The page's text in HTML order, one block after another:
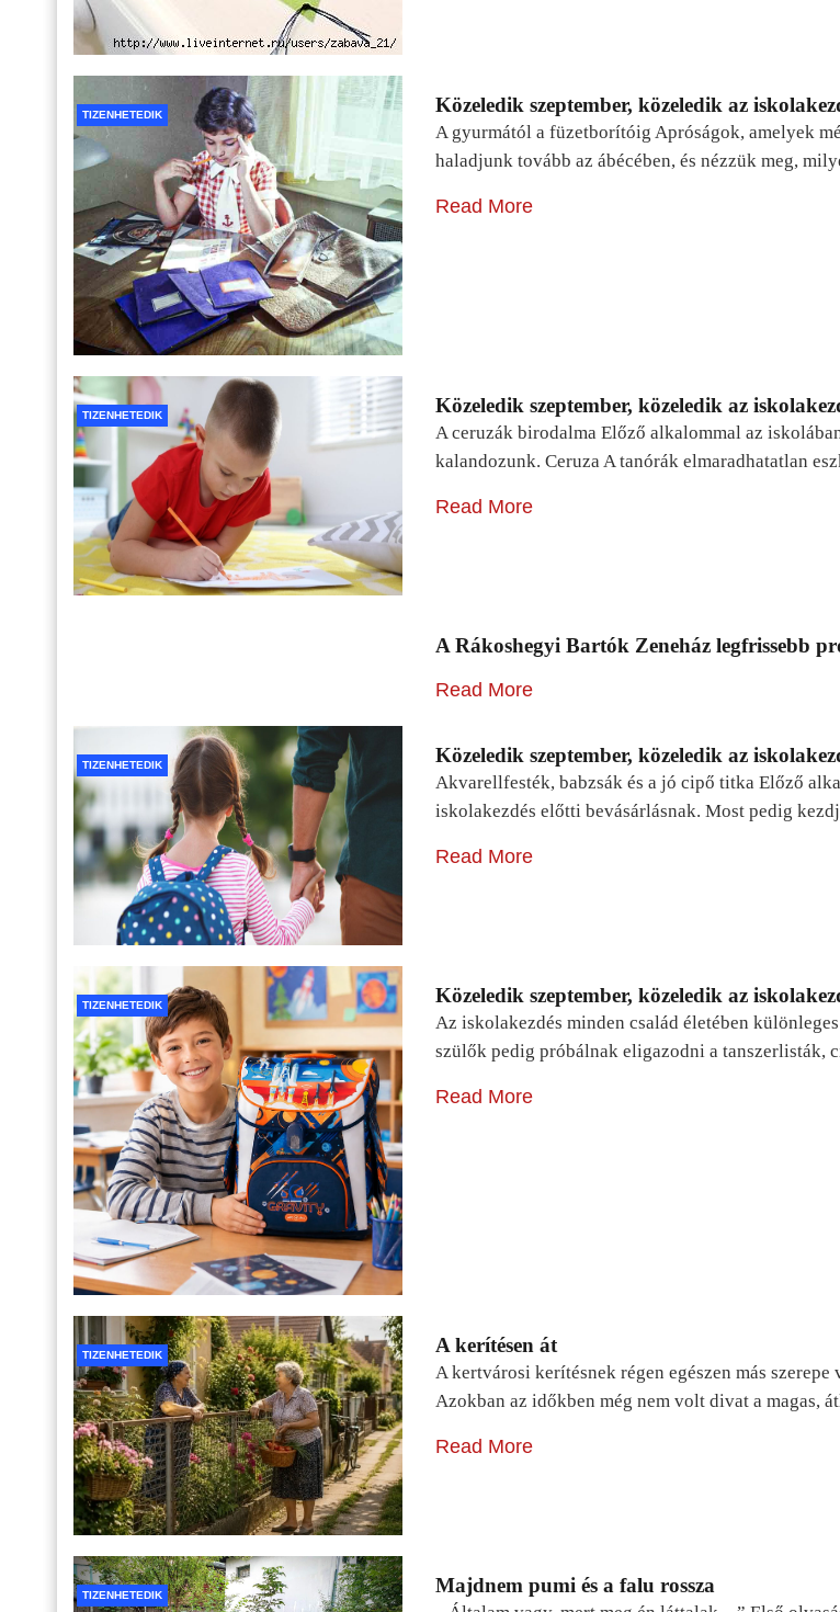
TIZENHETEDIK Közeledik szeptember, közeledik az
A gyurmától a füzetborítóig Apróságok, amelyek
haladjunk tovább az ábécében, és nézzük meg,
Read More
TIZENHETEDIK Közeledik szeptember, közeledik az
A ceruzák birodalma Előző alkalommal az
kalandozunk. Ceruza A tanórák elmaradhatatlan
Read More
A Rákoshegyi Bartók Zeneház legfrissebb
Read More
TIZENHETEDIK Közeledik szeptember, közeledik az
Akvarellfesték, babzsák és a jó cipő titka Előző
iskolakezdés előtti bevásárlásnak. Most pedig
Read More
TIZENHETEDIK Közeledik szeptember, közeledik az
Az iskolakezdés minden család életében
szülők pedig próbálnak eligazodni a tanszerlisták,
Read More
TIZENHETEDIK A kerítésen át
A kertvárosi kerítésnek régen egészen más
Azokban az időkben még nem volt divat a magas,
Read More
TIZENHETEDIK Majdnem pumi és a falu rossza